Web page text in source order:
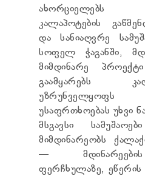
ТЕНДЕРЫ
ОТЧЁТ ДЛЯ ПРЕДОСТАВЛЕНИЯ
ПАРЛАМЕНТУ
ТРЕБОВАНИЯ ПУБЛИЧНОЙ
УПОЛНОМОЧЕННЫЙ ПО ЗАЩИТЕ
ПЕРСОНАЛЬНЫХ ДАННЫХ
ПРАВОВЕДЧЕСКИЕ РЕШЕНИЯ
ПРАВИЛА ОБЖАЛОВАНИЯ
ახორციელებს
კალაპოტების
და სანიაღვრე
სოფელ ჭაგანში,
მიმდინარე
გაამყარებს
უზრუნველყოფს
უსაფრთხოებას უხვი
მსგავსი
მიმდინარეობს
—
ფერჩხულაზე,